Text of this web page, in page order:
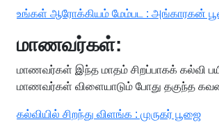
உங்கள் ஆரோக்கியம் மேம்பட : அங்காரகன்
மாணவர்கள்:
மாணவர்கள் இந்த மாதம் சிறப்பாகக் கல்வி
மாணவர்கள் விளையாடும் போது தகுந்த
கல்வியில் சிறந்து விளங்க : முருகர் பூஜை